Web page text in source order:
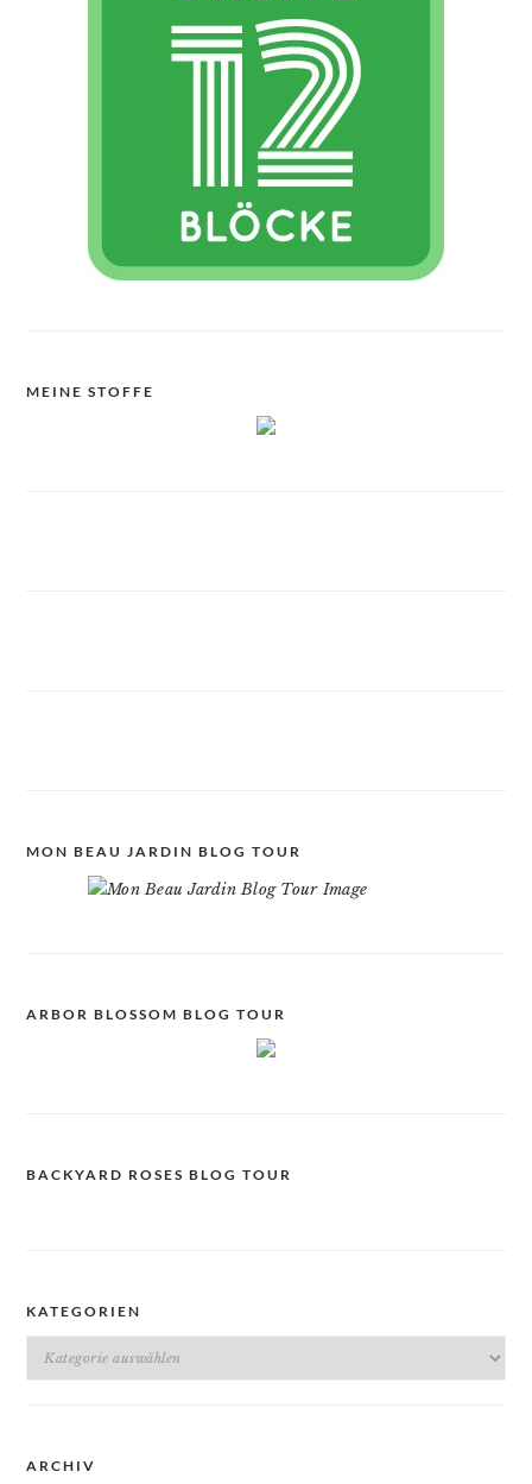
MEINE STOFFE
MON BEAU JARDIN BLOG TOUR
ARBOR BLOSSOM BLOG TOUR
BACKYARD ROSES BLOG TOUR
KATEGORIEN
Kategorien
ARCHIV